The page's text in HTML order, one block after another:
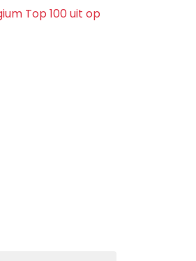
Top 100 uit op